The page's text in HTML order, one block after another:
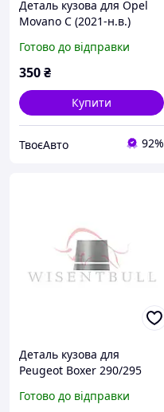
Деталь кузова для Opel
Movano C (2021-н.в.)
Готово до відправки
350₴
Купити
ТвоєАвто 92%
Деталь кузова для
Peugeot Boxer 290/295
Готово до відправки